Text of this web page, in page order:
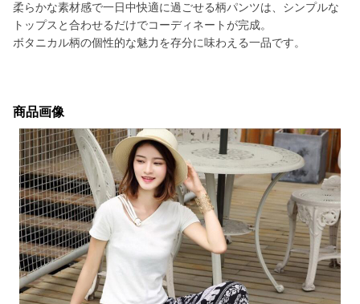
柔らかな素材感で一日中快適に過ごせる柄パンツは、シンプルな
トップスと合わせるだけでコーディネートが完成。
ボタニカル柄の個性的な魅力を存分に味わえる一品です。
商品画像